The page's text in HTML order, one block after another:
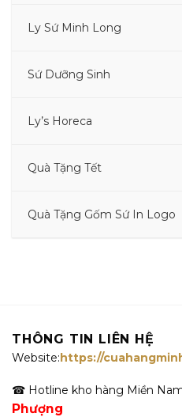
Ly Sứ Minh Long
–
Sứ Dưỡng Sinh
–
Ly’s Horeca
Quà Tặng Tết
Quà Tặng Gốm Sứ In Logo
–
THÔNG TIN LIÊN HỆ
Website:https://
☎ Hotline kho hàng Miền
Phượng